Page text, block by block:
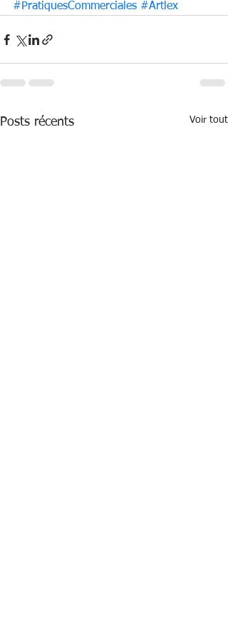
#PratiquesCommerciales #Artlex
Posts récents Voir tout